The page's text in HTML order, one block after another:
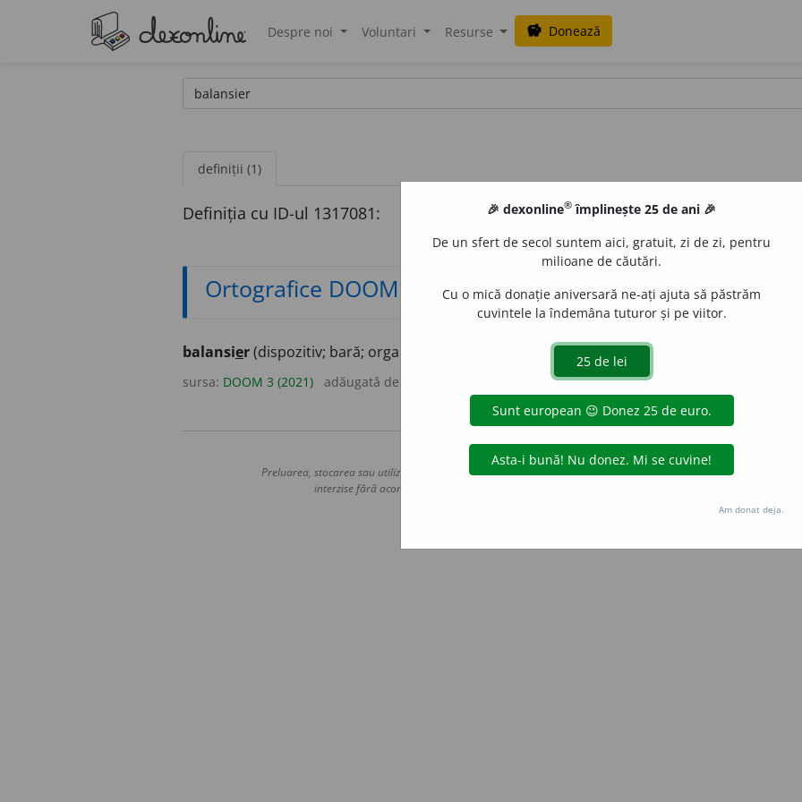
Despre noi Voluntari Resurse savings Donează
definiții (1)
Definiția cu ID-ul 1317081:
Ortografice DOOM
balansier(dispozitiv; bară; organ) ( balansiere
sursa: DOOM 3 (2021) adăugată de
Copyright © 2004-2026 dexonline (https://dexonline.ro)
Preluarea, stocarea sau utilizarea datelor de pe acest site, inclusiv prin orice metode de extragere automată
interzise fără acordul nostru prealabil scris, cu excepția seturilor de date oferite oficial spre utilizare
Hosterion
🎉 dexonline® împlinește 25 de ani 🎉
De un sfert de secol suntem aici, gratuit, zi de zi, pentru
milioane de căutări.
Cu o mică donație aniversară ne-ați ajuta să păstrăm
cuvintele la îndemâna tuturor și pe viitor.
Am donat deja.